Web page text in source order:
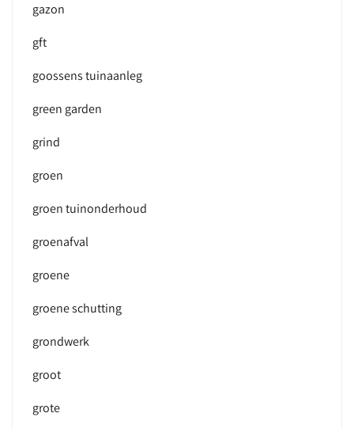
gazon
gft
goossens tuinaanleg
green garden
grind
groen
groen tuinonderhoud
groenafval
groene
groene schutting
grondwerk
groot
grote